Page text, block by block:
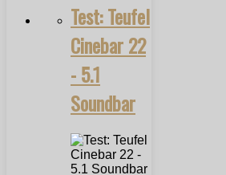
Test: Teufel
Cinebar 22
- 5.1
Soundbar